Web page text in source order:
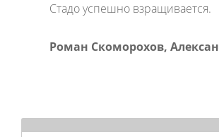
Стадо успешно взращивается.
Роман Скоморохов,